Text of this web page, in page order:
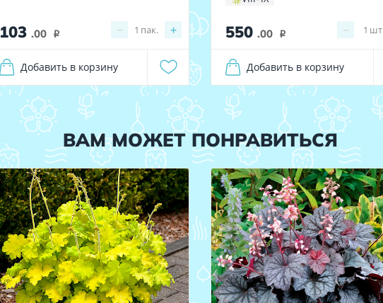
103 .00 i − +
1 пак.
Добавить в корзину
550 .00 i − 1 шт
Добавить в корзину
ВАМ МОЖЕТ ПОНРАВИТЬСЯ